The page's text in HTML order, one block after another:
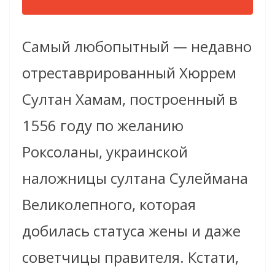
Самый любопытный — недавно
отреставрированный Хюррем
Султан Хамам, построенный в
1556 году по желанию
Роксоланы, украинской
наложницы султана Сулеймана
Великолепного, которая
добилась статуса жены и даже
советчицы правителя. Кстати,